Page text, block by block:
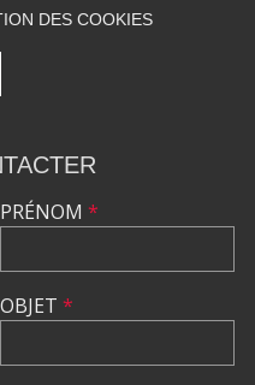
DES COOKIES
PRÉNOM *
OBJET *